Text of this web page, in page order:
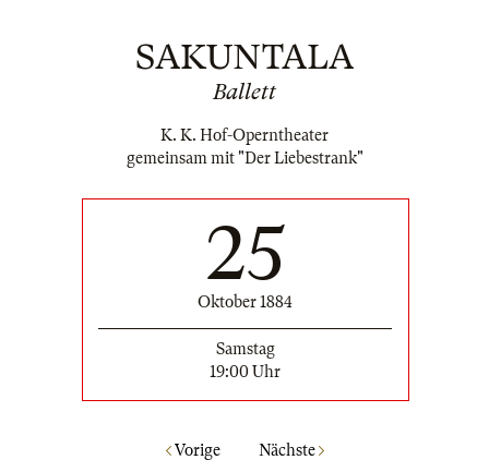
SAKUNTALA
Ballett
K. K. Hof-Operntheater
gemeinsam mit "Der Liebestrank"
25
Oktober 1884
Samstag
19:00 Uhr
Vorige Nächste